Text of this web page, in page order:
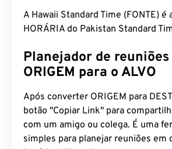
A Hawaii Standard Time (FONTE) é
HORÁRIA do Pakistan Standard
Planejador de reuniões
ORIGEM para o ALVO
Após converter ORIGEM para
botão "Copiar Link" para
com um amigo ou colega. É uma
simples para planejar reuniões em